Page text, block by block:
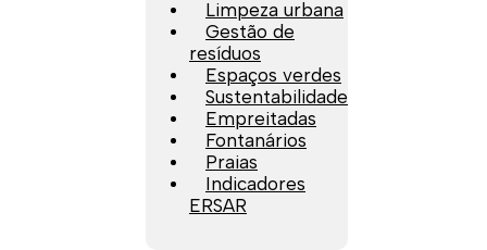
Limpeza urbana
Gestão de
resíduos
Espaços verdes
Sustentabilidade
Empreitadas
Fontanários
Praias
Indicadores
ERSAR